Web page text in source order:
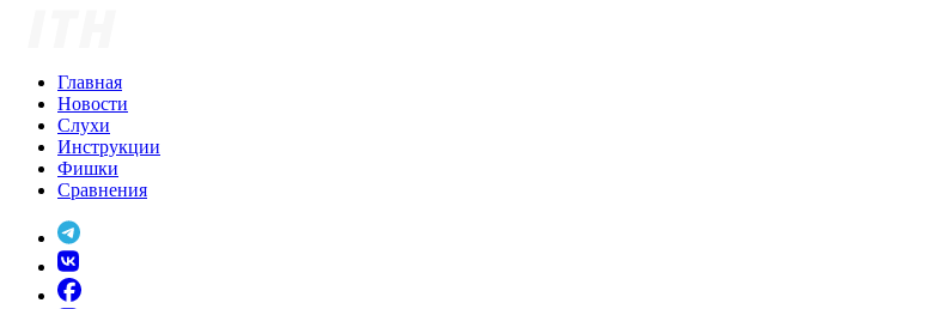
Главная
Новости
Слухи
Инструкции
Фишки
Сравнения